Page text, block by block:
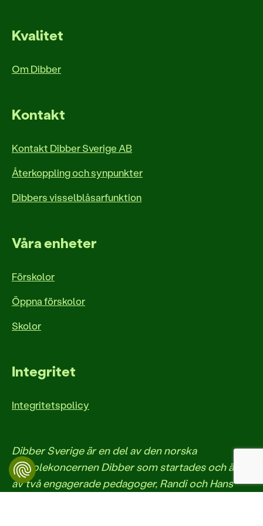
Kvalitet
Om Dibber
Kontakt
Kontakt Dibber Sverige AB
Återkoppling och synpunkter
Dibbers visselblåsarfunktion
Våra enheter
Förskolor
Öppna förskolor
Skolor
Integritet
Integritetspolicy
Dibber Sverige är en del av den norska
friskolekoncernen Dibber som startades och ägs
av två engagerade pedagoger, Randi och Hans